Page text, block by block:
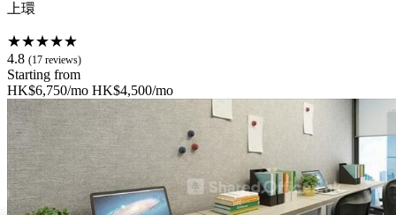
上環
★★★★★
4.8 (17 reviews)
Starting from
HK$6,750/mo HK$4,500/mo